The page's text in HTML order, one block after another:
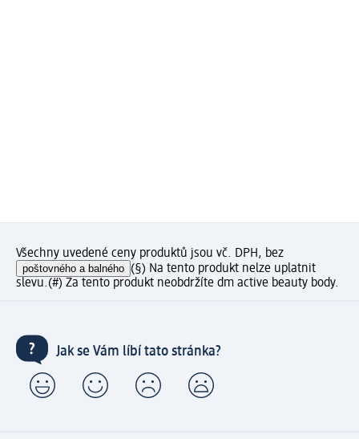
Všechny uvedené ceny produktů jsou vč. DPH, bez
poštovného a balného (§) Na tento produkt nelze uplatnit
slevu.(#) Za tento produkt neobdržíte dm active beauty body.
Jak se Vám líbí tato stránka?